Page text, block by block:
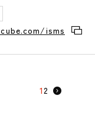
isms
12 >